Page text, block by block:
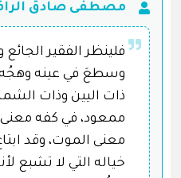
مصطفى صادق
فلينظر الفقير
وسطعَ في عينه وهجُه
ذات اليين وذات
ممعود، في كفه معنى
معنى الموت، وقد
خياله التي لا تشبع